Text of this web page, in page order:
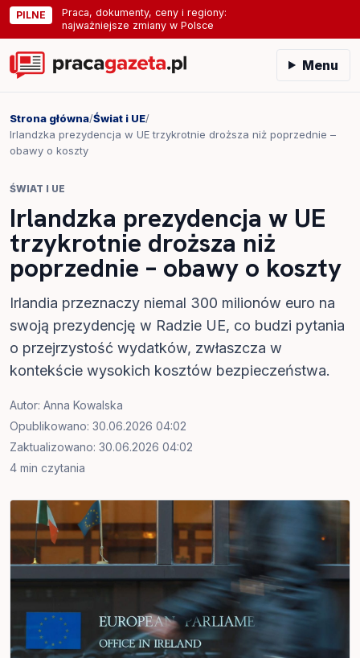
PILNE
Praca, dokumenty, ceny i regiony:
najważniejsze zmiany w Polsce
Menu
Strona główna/Świat i UE/
Irlandzka prezydencja w UE trzykrotnie droższa niż poprzednie –
obawy o koszty
ŚWIAT I UE
Irlandzka prezydencja w UE
trzykrotnie droższa niż
poprzednie – obawy o koszty
Irlandia przeznaczy niemal 300 milionów euro na
swoją prezydencję w Radzie UE, co budzi pytania
o przejrzystość wydatków, zwłaszcza w
kontekście wysokich kosztów bezpieczeństwa.
Autor: Anna Kowalska
Opublikowano: 30.06.2026 04:02
Zaktualizowano: 30.06.2026 04:02
4 min czytania